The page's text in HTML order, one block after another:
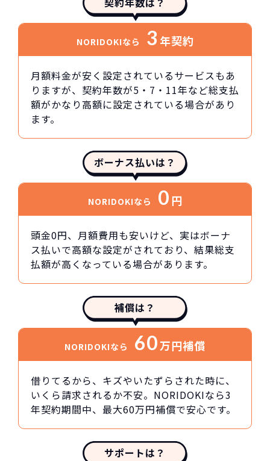
NORIDOKIなら 3 年契約
月額料金が安く設定されているサービスもあ
りますが、契約年数が5・7・11年など総支払
額がかなり高額に設定されている場合があり
ます。
ボーナス払いは？
NORIDOKIなら 0円
頭金0円、月額費用も安いけど、実はボーナ
ス払いで高額な設定がされており、結果総支
払額が高くなっている場合があります。
補償は？
NORIDOKIなら 60万円補償
借りてるから、キズやいたずらされた時に、
いくら請求されるか不安。NORIDOKIなら3
年契約期間中、最大60万円補償で安心です。
サポートは？